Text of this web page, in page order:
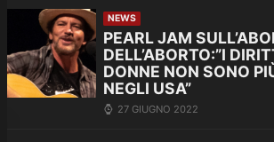
NEWS
PEARL JAM
DELL’ABORTO:”I
DONNE NON SONO
NEGLI USA”
27 GIUGNO 2022